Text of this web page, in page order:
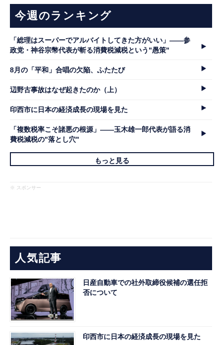
今週のランキング
「総理はスーパーでアルバイトしてきた方がいい」――参
政党・神谷宗幣代表が斬る消費税減税という"愚策"
8月の「平和」合唱の欠陥、ふたたび
辺野古事故はなぜ起きたのか（上）
印西市に日本の経済成長の現場を見た
「複数税率こそ諸悪の根源」――玉木雄一郎代表が語る消
費税減税の"落とし穴"
もっと見る
※ スポンサー
人気記事
日産自動車での社外取締役候補の選任拒
否について
印西市に日本の経済成長の現場を見た